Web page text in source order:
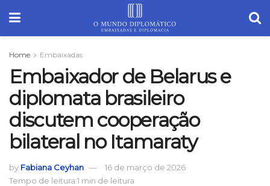
Home Embaixadas
Embaixador de Belarus e
diplomata brasileiro
discutem cooperação
bilateral no Itamaraty
by Fabiana Ceyhan
16 de março de 2026
Tempo de leitura:1 min de leitura